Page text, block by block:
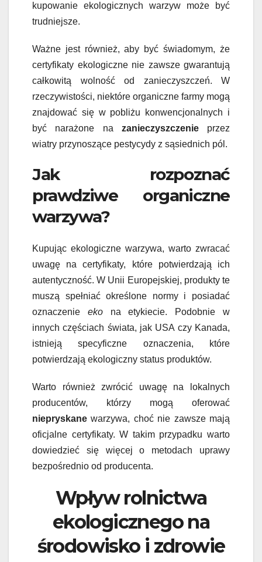
kupowanie ekologicznych warzyw może być
trudniejsze.
Ważne jest również, aby być świadomym, że
certyfikaty ekologiczne nie zawsze gwarantują
całkowitą wolność od zanieczyszczeń. W
rzeczywistości, niektóre organiczne farmy mogą
znajdować się w pobliżu konwencjonalnych i
być narażone na zanieczyszczenieprzez
wiatry przynoszące pestycydy z sąsiednich pól.
Jak rozpoznać
prawdziwe organiczne
warzywa?
Kupując ekologiczne warzywa, warto zwracać
uwagę na certyfikaty, które potwierdzają ich
autentyczność. W Unii Europejskiej, produkty te
muszą spełniać określone normy i posiadać
oznaczenie ekona etykiecie. Podobnie w
innych częściach świata, jak USA czy Kanada,
istnieją specyficzne oznaczenia, które
potwierdzają ekologiczny status produktów.
Warto również zwrócić uwagę na lokalnych
producentów, którzy mogą oferować
niepryskane warzywa, choć nie zawsze mają
oficjalne certyfikaty. W takim przypadku warto
dowiedzieć się więcej o metodach uprawy
bezpośrednio od producenta.
Wpływ rolnictwa
ekologicznego na
środowisko i zdrowie